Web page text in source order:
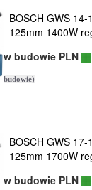
BOSCH GWS
125mm 1400W
w budowie PLN
budowie)
BOSCH GWS
125mm 1700W
w budowie PLN